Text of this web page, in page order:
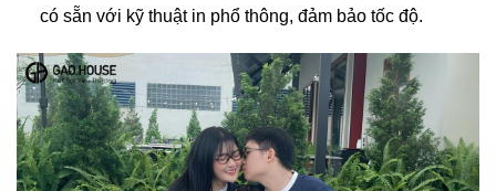
có sẵn với kỹ thuật in phổ thông, đảm bảo tốc độ.